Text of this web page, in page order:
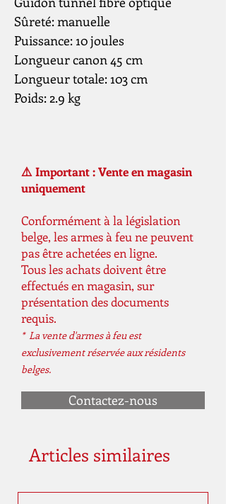
Sûreté: manuelle
Puissance: 10 joules
Longueur canon 45 cm
Longueur totale: 103 cm
Poids: 2.9 kg
⚠️ Important : Vente en magasin
uniquement
Conformément à la législation
belge, les armes à feu ne peuvent
pas être achetées en ligne.
Tous les achats doivent être
effectués en magasin, sur
présentation des documents
requis.
* La vente d'armes à feu est
exclusivement réservée aux résidents
belges.
Contactez-nous
Articles similaires